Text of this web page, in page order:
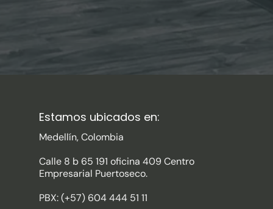
Estamos ubicados en:
Medellín, Colombia
Calle 8 b 65 191 oficina 409 Centro
Empresarial Puertoseco.
PBX: (+57) 604 444 51 11